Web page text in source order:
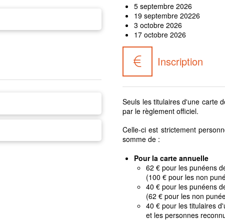
5 septembre 2026
19 septembre 20226
3 octobre 2026
17 octobre 2026
Inscription
Seuls les titulaires d'une carte
par le règlement officiel.
Celle-ci est strictement
somme de :
Pour la carte annuelle
62 € pour les punéens
(100 € pour les non
40 € pour les punéens
(62 € pour les non
40 € pour les titulaires
et les personnes